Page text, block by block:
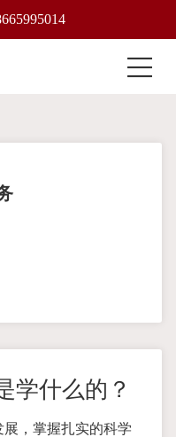
学什么的？
，掌握扎实的科学